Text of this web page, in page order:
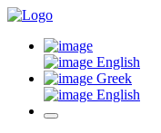
English
Greek
English